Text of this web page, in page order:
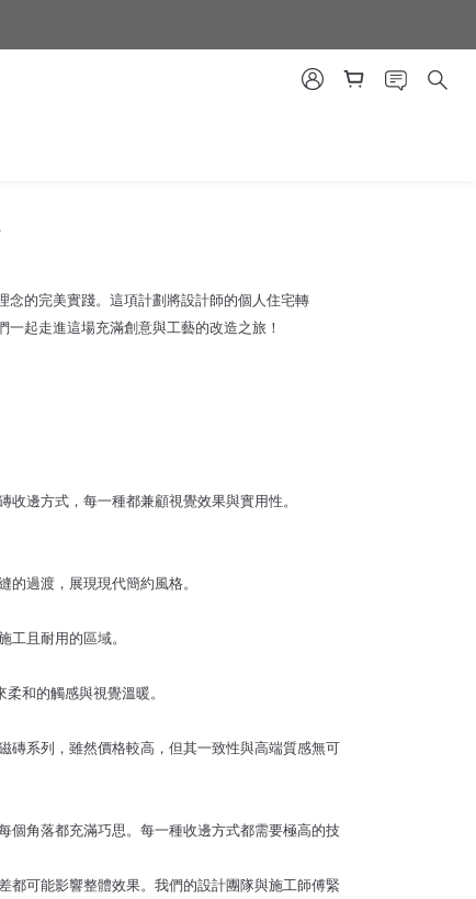
的完美實踐。這項計劃將設計師的個人住宅轉
起走進這場充滿創意與工藝的改造之旅！
邊方式，每一種都兼顧視覺效果與實用性。
的過渡，展現現代簡約風格。
工且耐用的區域。
和的觸感與視覺溫暖。
磚系列，雖然價格較高，但其一致性與高端質感無可
個角落都充滿巧思。每一種收邊方式都需要極高的技
都可能影響整體效果。我們的設計團隊與施工師傅緊